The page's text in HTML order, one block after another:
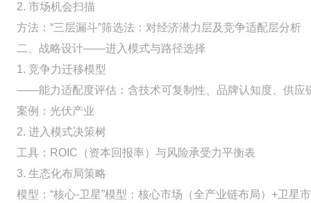
2. 市场机会扫描
方法：“三层漏斗”筛选法：对经济潜力层及竞争适配层分析
二、战略设计——进入模式与路径选择
1. 竞争力迁移模型
——能力适配度评估：含技术可复制性、品牌认知度、供应
案例：光伏产业
2. 进入模式决策树
工具：ROIC（资本回报率）与风险承受力平衡表
3. 生态化布局策略
模型：“核心-卫星”模型：核心市场（全产业链布局）+卫星